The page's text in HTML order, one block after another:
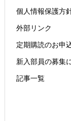
個人情報保護方
外部リンク
定期購読のお申
新入部員の募集
記事一覧